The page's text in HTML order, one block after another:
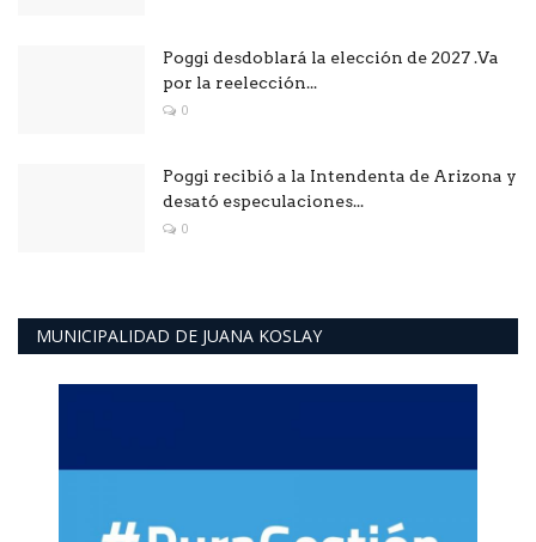
Poggi desdoblará la elección de 2027 .Va
por la reelección...
0
Poggi recibió a la Intendenta de Arizona y
desató especulaciones...
0
MUNICIPALIDAD DE JUANA KOSLAY